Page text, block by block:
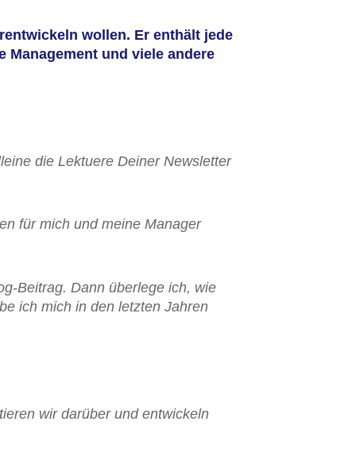
wollen. Er enthält jede
Management und viele andere
die Lektuere Deiner Newsletter
für mich und meine Manager
Beitrag. Dann überlege ich, wie
ich mich in den letzten Jahren
wir darüber und entwickeln